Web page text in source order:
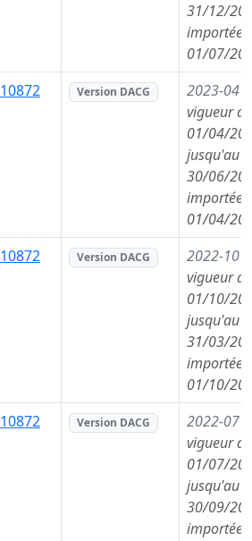
31/12/
importée
01/07/
10872 Version DACG 2023-04
vigueur
01/04/
jusqu'au
30/06/
importée
01/04/
10872 Version DACG 2022-10
vigueur
01/10/
jusqu'au
31/03/
importée
01/10/
10872 Version DACG 2022-07
vigueur
01/07/
jusqu'au
30/09/
importée